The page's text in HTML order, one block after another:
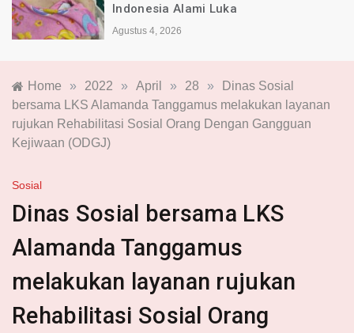
Indonesia Alami Luka
Agustus 4, 2026
Home » 2022 » April » 28 »
Dinas Sosial
bersama LKS Alamanda Tanggamus melakukan layanan
rujukan Rehabilitasi Sosial Orang Dengan Gangguan
Kejiwaan (ODGJ)
Sosial
Dinas Sosial bersama LKS
Alamanda Tanggamus
melakukan layanan rujukan
Rehabilitasi Sosial Orang